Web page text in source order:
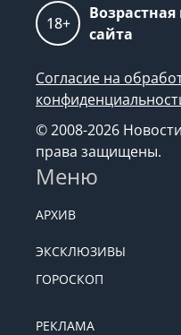
18+
Возрастная
сайта
Согласие на
© 2008-2026
права защищены.
Меню
АРХИВ
ЭКСКЛЮЗИВЫ
ГОРОСКОП
РЕКЛАМА